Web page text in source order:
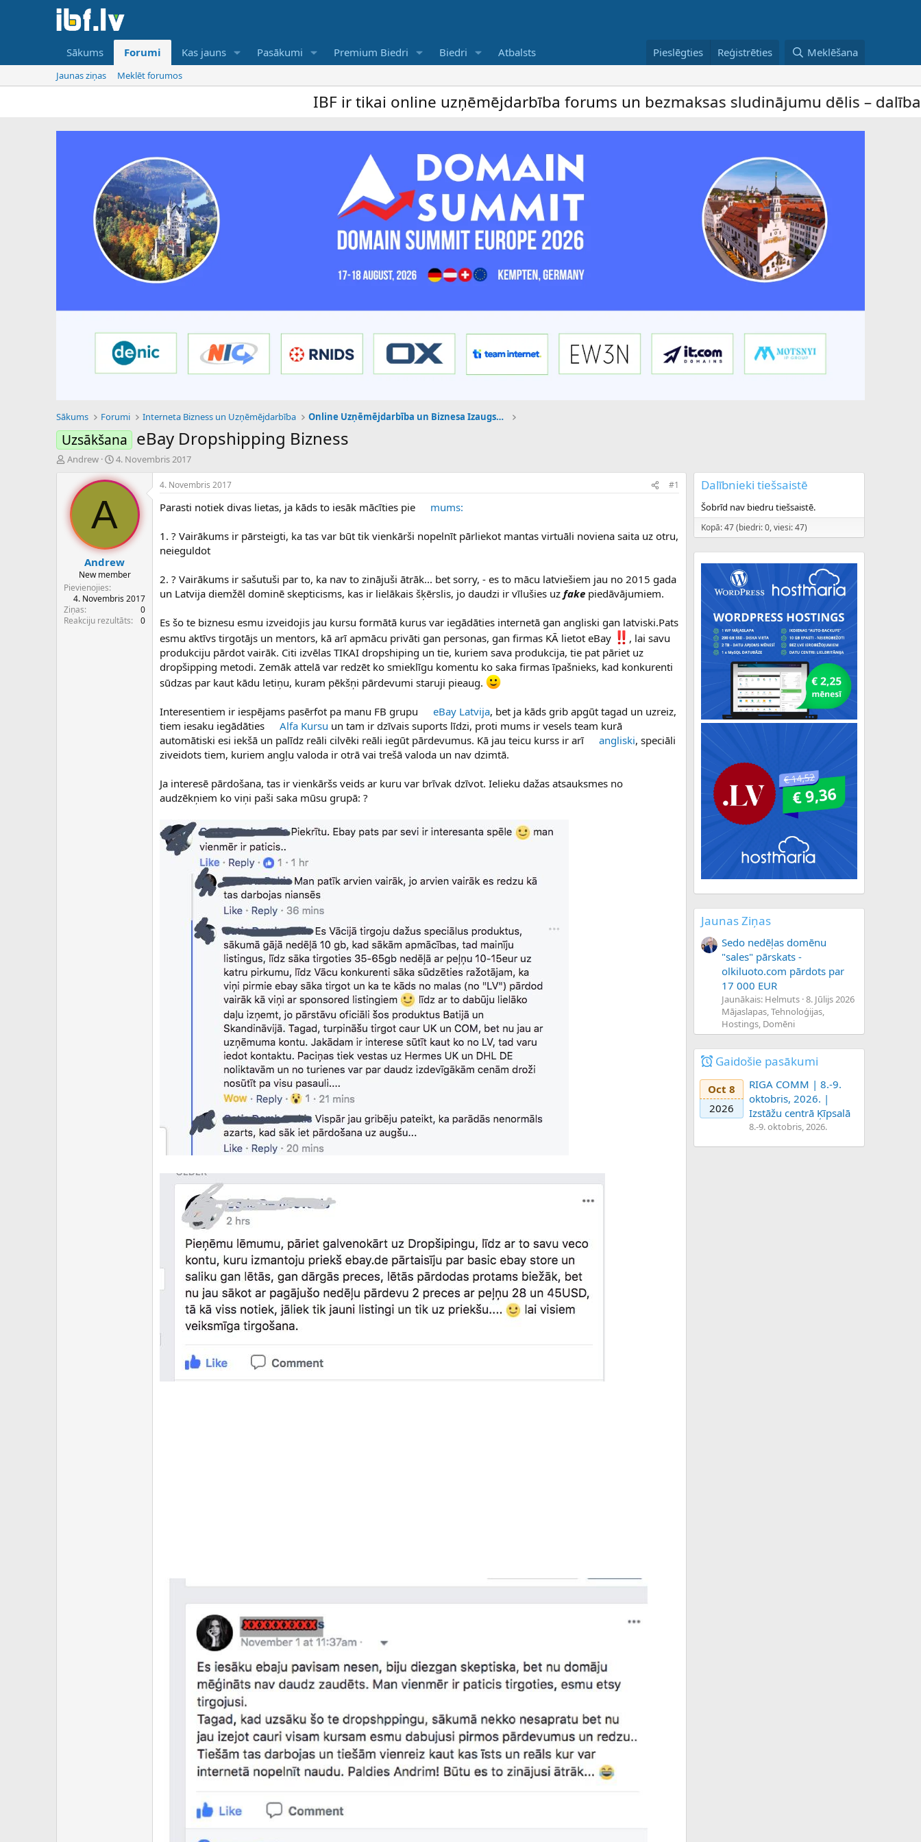
Sākums Forumi Kas jauns Pasākumi Premium Biedri Biedri Atbalsts Pieslēgties Reģistrēties Meklēšana
Jaunas ziņas Meklēt forumos
IBF ir tikai online uzņēmējdarbība forums un bezmaksas sludinājumu dēlis – dalība ir bez
Sākums Forumi Interneta Bizness un Uzņēmējdarbība Online Uzņēmējdarbība un Biznesa Izaugsme
Uzsākšana eBay Dropshipping Bizness
P
e
d
e
z
s
ā
c
Andrew
S
k
a
d
a
u
m
s
4. Novembris 2017
A
Andrew
New member
Pievienojies
4. Novembris 2017
Ziņas
0
Reakciju rezultāts
0
4. Novembris 2017 #1
Parasti notiek divas lietas, ja kāds to iesāk mācīties pie mums:
1. ? Vairākums ir pārsteigti, ka tas var būt tik vienkārši nopelnīt pārliekot mantas virtuāli noviena saita uz otru,
neieguldot
2. ? Vairākums ir sašutuši par to, ka nav to zinājuši ātrāk... bet sorry, - es to mācu latviešiem jau no 2015 gada
un Latvija diemžēl dominē skepticisms, kas ir lielākais šķērslis, jo daudzi ir vīlušies uz fake piedāvājumiem.
Es šo te biznesu esmu izveidojis jau kursu formātā kurus var iegādāties internetā gan angliski gan latviski.Pats
esmu aktīvs tirgotājs un mentors, kā arī apmācu privāti gan personas, gan firmas KĀ lietot eBay
, lai savu
produkciju pārdot vairāk. Citi izvēlas TIKAI dropshiping un tie, kuriem sava produkcija, tie pat pāriet uz
dropšipping metodi. Zemāk attelā var redzēt ko smieklīgu komentu ko saka firmas īpašnieks, kad konkurenti
sūdzas par kaut kādu letiņu, kuram pēkšņi pārdevumi staruji pieaug.
Interesentiem ir iespējams pasērfot pa manu FB grupu eBay Latvija, bet ja kāds grib apgūt tagad un uzreiz,
tiem iesaku iegādāties
Alfa Kursu un tam ir dzīvais suports līdzi, proti mums ir vesels team kurā
automātiski esi iekšā un palīdz reāli cilvēki reāli iegūt pārdevumus. Kā jau teicu kurss ir arī
angliski, speciāli
ziveidots tiem, kuriem angļu valoda ir otrā vai trešā valoda un nav dzimtā.
Ja interesē pārdošana, tas ir vienkāršs veids ar kuru var brīvak dzīvot. Ielieku dažas atsauksmes no
audzēkņiem ko viņi paši saka mūsu grupā: ?
Dalībnieki tiešsaistē
Šobrīd nav biedru tiešsaistē.
Kopā: 47 (biedri: 0, viesi: 47)
Jaunas Ziņas
Sedo nedēļas domēnu
"sales" pārskats -
olkiluoto.com pārdots par
17 000 EUR
Jaunākais: Helmuts 8. Jūlijs 2026
Mājaslapas, Tehnoloģijas,
Hostings, Domēni
Gaidošie pasākumi
Oct 8
2026
RIGA COMM | 8.-9.
oktobris, 2026. |
Izstāžu centrā Ķīpsalā
8.-9. oktobris, 2026.